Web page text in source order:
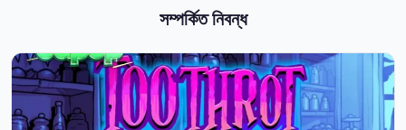
সম্পর্কিত নিবন্ধ